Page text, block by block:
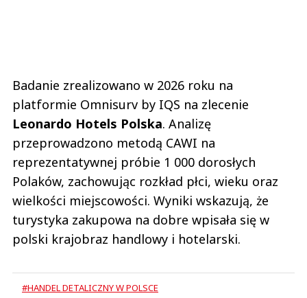
Badanie zrealizowano w 2026 roku na
platformie Omnisurv by IQS na zlecenie
Leonardo Hotels Polska. Analizę
przeprowadzono metodą CAWI na
reprezentatywnej próbie 1 000 dorosłych
Polaków, zachowując rozkład płci, wieku oraz
wielkości miejscowości. Wyniki wskazują, że
turystyka zakupowa na dobre wpisała się w
polski krajobraz handlowy i hotelarski.
#HANDEL DETALICZNY W POLSCE